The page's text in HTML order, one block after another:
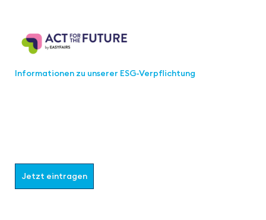
Informationen zu unserer ESG-Verpflichtung
Jetzt eintragen